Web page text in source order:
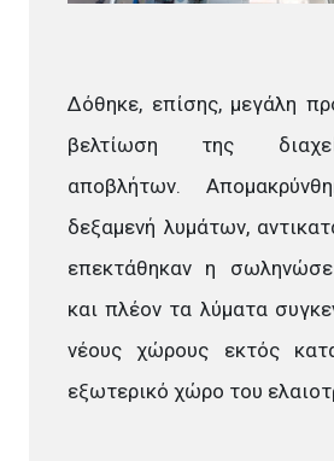
Δόθηκε, επίσης, μεγάλη
βελτίωση της
αποβλήτων.
δεξαμενή λυμάτων,
επεκτάθηκαν η
και πλέον τα λύματα
νέους χώρους εκτός
εξωτερικό χώρο του